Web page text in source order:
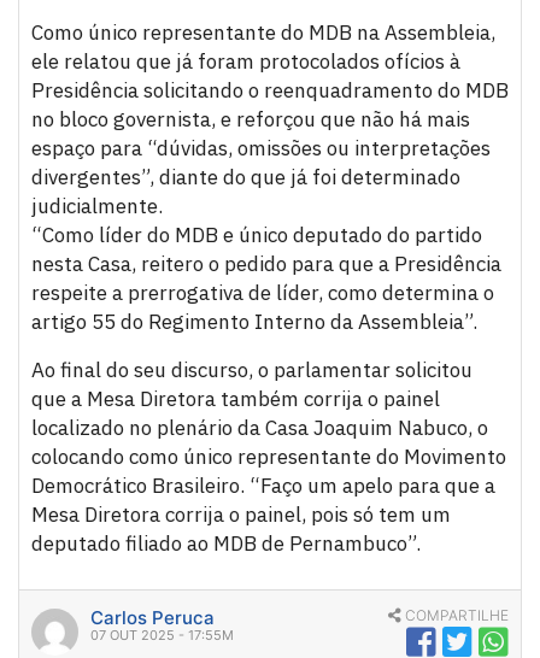
Como único representante do MDB na Assembleia,
ele relatou que já foram protocolados ofícios à
Presidência solicitando o reenquadramento do MDB
no bloco governista, e reforçou que não há mais
espaço para “dúvidas, omissões ou interpretações
divergentes”, diante do que já foi determinado
judicialmente.
“Como líder do MDB e único deputado do partido
nesta Casa, reitero o pedido para que a Presidência
respeite a prerrogativa de líder, como determina o
artigo 55 do Regimento Interno da Assembleia”.
Ao final do seu discurso, o parlamentar solicitou
que a Mesa Diretora também corrija o painel
localizado no plenário da Casa Joaquim Nabuco, o
colocando como único representante do Movimento
Democrático Brasileiro. “Faço um apelo para que a
Mesa Diretora corrija o painel, pois só tem um
deputado filiado ao MDB de Pernambuco”.
Carlos Peruca
07 OUT 2025 - 17:55M
COMPARTILHE